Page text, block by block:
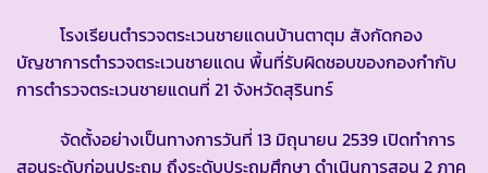
โรงเรียนตำรวจตระเวนชายแดนบ้านตาตุม สังกัดกอง
บัญชาการตำรวจตระเวนชายแดน พื้นที่รับผิดชอบของกองกำกับ
การตำรวจตระเวนชายแดนที่ 21 จังหวัดสุรินทร์
จัดตั้งอย่างเป็นทางการวันที่ 13 มิถุนายน 2539 เปิดทำการ
สอนระดับก่อนประถม ถึงระดับประถมศึกษา ดำเนินการสอน 2 ภาค